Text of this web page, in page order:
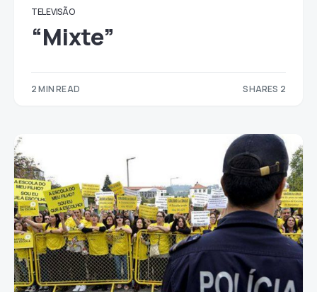
TELEVISÃO
“Mixte”
2 MIN READ SHARES 2